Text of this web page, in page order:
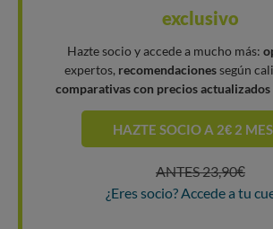
exclusivo
Hazte socio y accede a mucho más:
expertos, recomendacionessegún
comparativas con precios
HAZTE SOCIO A 2€ 2
ANTES 23,90€
¿Eres socio? Accede a tu